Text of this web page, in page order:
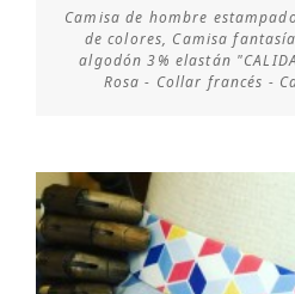
Consultar
Camisa de hombre
de colores, Camisa
algodón 3% elastán
Rosa - Collar francés -